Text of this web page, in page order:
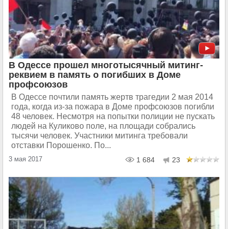
В Одессе прошел многотысячный митинг-
реквием в память о погибших в Доме
профсоюзов
В Одессе почтили память жертв трагедии 2 мая 2014
года, когда из-за пожара в Доме профсоюзов погибли
48 человек. Несмотря на попытки полиции не пускать
людей на Куликово поле, на площади собрались
тысячи человек. Участники митинга требовали
отставки Порошенко. По...
3 мая 2017 1 684 23